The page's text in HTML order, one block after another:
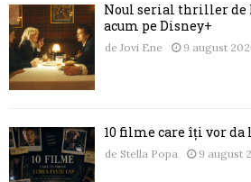
Noul serial thriller de
acum pe Disney+
de Jovi Ene 9 august
10 filme care îți vor da
de Stella Popa 9 august